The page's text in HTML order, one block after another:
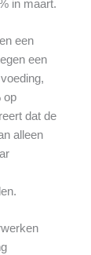
in maart.
een
een
op
dat de
alleen